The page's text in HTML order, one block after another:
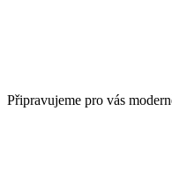
Připravujeme pro vás